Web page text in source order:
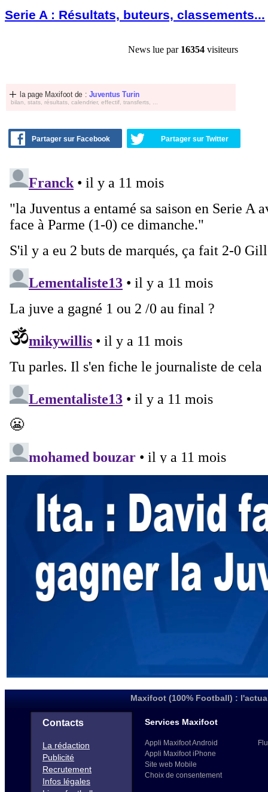
Serie A : Résultats, buteurs, classements...
News lue par 16354 visiteurs
la page Maxifoot de : Juventus Turin
bilan, stats, résultats, calendrier, effectif, transferts, ...
Partager sur Facebook Partager sur Twitter
Maxifoot (100% Football) :
Contacts
La rédaction
Publicité
Recrutement
Infos légales
Services Maxifoot
Appli Maxifoot Android
Appli Maxifoot iPhone
Site web Mobile
Choix de consentement